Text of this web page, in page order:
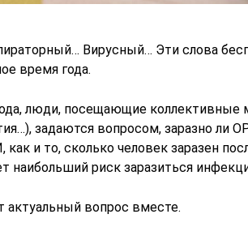
Вирусный… Эти слова
время года.
люди, посещающие коллективные
задаются вопросом, заразно ли
как и то, сколько человек заразен
наибольший риск заразиться
актуальный вопрос вместе.